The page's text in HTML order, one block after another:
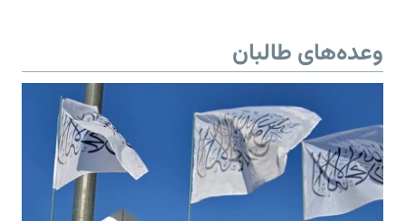
وعده‌های طالبان